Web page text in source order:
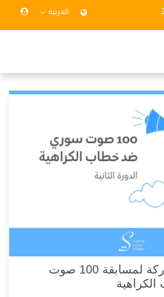
العربية
افتتاح باب المشاركة لمسابقة 100 صوت